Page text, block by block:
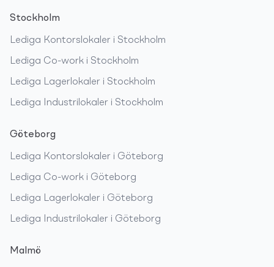
Stockholm
Lediga Kontorslokaler i Stockholm
Lediga Co-work i Stockholm
Lediga Lagerlokaler i Stockholm
Lediga Industrilokaler i Stockholm
Göteborg
Lediga Kontorslokaler i Göteborg
Lediga Co-work i Göteborg
Lediga Lagerlokaler i Göteborg
Lediga Industrilokaler i Göteborg
Malmö